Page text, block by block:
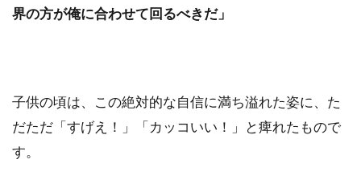
界の方が俺に合わせて回るべきだ」
子供の頃は、この絶対的な自信に満ち溢れた姿に、た
だただ「すげえ！」「カッコいい！」と痺れたもので
す。